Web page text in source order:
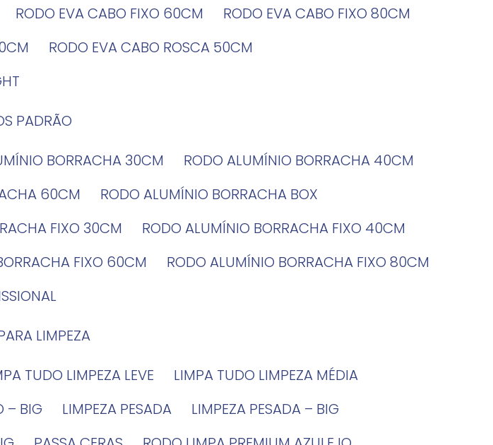
RODO EVA CABO FIXO 60CM
RODO EVA CABO FIXO 80CM
RODO EVA CABO ROSCA 50CM
PADRÃO
BORRACHA 30CM
RODO ALUMÍNIO BORRACHA 40CM
60CM
RODO ALUMÍNIO BORRACHA BOX
FIXO 30CM
RODO ALUMÍNIO BORRACHA FIXO 40CM
FIXO 60CM
RODO ALUMÍNIO BORRACHA FIXO 80CM
LIMPEZA
TUDO LIMPEZA LEVE
LIMPA TUDO LIMPEZA MÉDIA
– BIG LIMPEZA PESADA
LIMPEZA PESADA – BIG